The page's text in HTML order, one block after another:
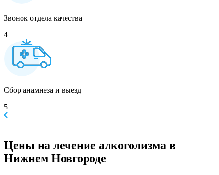
Звонок отдела качества
4
Сбор анамнеза и выезд
5
Цены на лечение алкоголизма в
Нижнем Новгороде